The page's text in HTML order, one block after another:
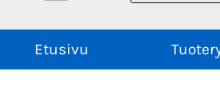
Etusivu